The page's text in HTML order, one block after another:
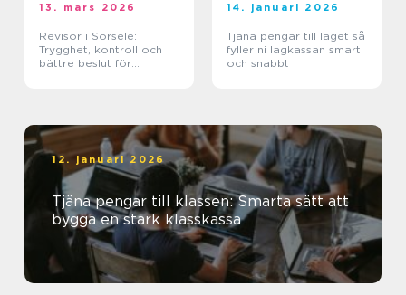
13. mars 2026
Revisor i Sorsele:
Trygghet, kontroll och
bättre beslut för
14. januari 2026
Tjäna pengar till laget så
fyller ni lagkassan smart
och snabbt
12. januari 2026
Tjäna pengar till klassen: Smarta sätt att
bygga en stark klasskassa